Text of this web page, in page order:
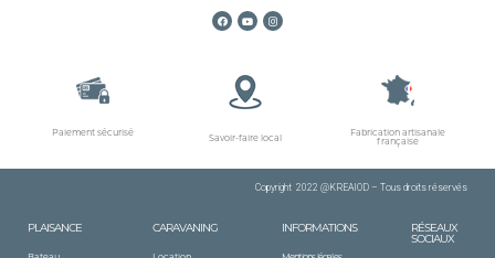
Paiement sécurisé
Savoir-faire local
Fabrication artisanale
française
Copyright 2022 @KREAIOD – Tous droits réservés
PLAISANCE CARAVANING INFORMATIONS RÉSEAUX
SOCIAUX